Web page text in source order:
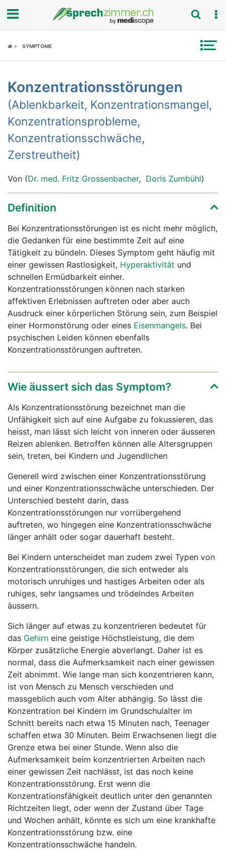
Fokus
Symptome
Untersuchungen
News
SYMPTOME
Konzentrationsstörungen
(Ablenkbarkeit, Konzentrationsmangel,
Konzentrationsprobleme,
Konzentrationsschwäche,
Zerstreutheit)
Von (Dr. med. Fritz Grossenbacher, Doris Zumbühl)
Definition
Bei Konzentrationsstörungen ist es nicht mehr möglich,
die Gedanken für eine bestimmte Zeit auf eine
Tätigkeit zu bündeln. Dieses Symptom geht häufig mit
einer gewissen Rastlosigkeit, Hyperaktivität und
schnellen Ermüdbarkeit einher.
Konzentrationsstörungen können nach starken
affektiven Erlebnissen auftreten oder aber auch
Ausdruck einer körperlichen Störung sein, zum Beispiel
einer Hormonstörung oder eines Eisenmangels. Bei
psychischen Leiden können ebenfalls
Konzentrationsstörungen auftreten.
Wie äussert sich das Symptom?
Als Konzentrationsstörung bezeichnet man die
Unfähigkeit sich auf eine Aufgabe zu fokussieren, das
heisst, man lässt sich leicht von inneren oder äusseren
Reizen ablenken. Betroffen können alle Altersgruppen
sein, treten, bei Kindern und Jugendlichen
Generell wird zwischen einer Konzentrationsstörung
und einer Konzentrationsschwäche unterschieden. Der
Unterschied besteht darin, dass
Konzentrationsstörungen nur vorrübergehend
auftreten, wo hingegen eine Konzentrationsschwäche
länger anhält oder sogar dauerhaft besteht.
Bei Kindern unterscheidet man zudem zwei Typen von
Konzentrationsstörungen, die sich entweder als
motorisch unruhiges und hastiges Arbeiten oder als
ruhiges, sehr langsames und trödelndes Arbeiten
äussern.
Sich länger auf etwas zu konzentrieren bedeutet für
das Gehirn eine geistige Höchstleistung, die dem
Körper zusätzliche Energie abverlangt. Daher ist es
normal, dass die Aufmerksamkeit nach einer gewissen
Zeit abnimmt. Wie lange man sich konzentrieren kann,
ist von Mensch zu Mensch verschieden und
massgeblich auch vom Alter abhängig. So lässt die
Konzentration bei Kindern im Grundschulalter im
Schnitt bereits nach etwa 15 Minuten nach, Teenager
schaffen etwa 30 Minuten. Beim Erwachsenen liegt die
Grenze etwa bei einer Stunde. Wenn also die
Aufmerksamkeit beim konzentrierten Arbeiten nach
einer gewissen Zeit nachlässt, ist das noch keine
Konzentrationsstörung. Erst wenn die
Konzentrationsfähigkeit deutlich unter den genannten
Richtzeiten liegt, oder wenn der Zustand über Tage
und Wochen anhält, könnte es sich um eine krankhafte
Konzentrationsstörung bzw. eine
Konzentrationsschwäche handeln.